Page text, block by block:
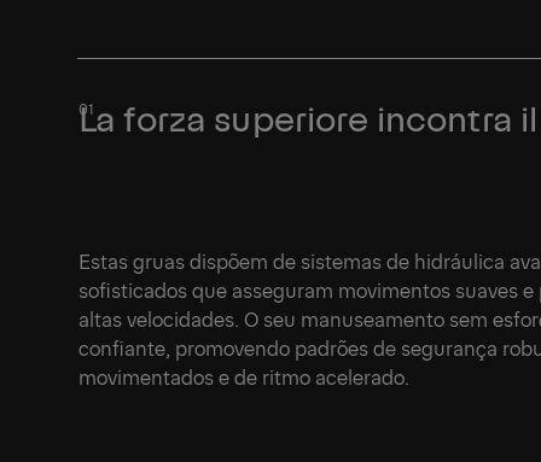
La forza superiore incontra
Estas gruas dispõem de sistemas de hidráulica
sofisticados que asseguram movimentos suaves
altas velocidades. O seu manuseamento sem
confiante, promovendo padrões de segurança
movimentados e de ritmo acelerado.